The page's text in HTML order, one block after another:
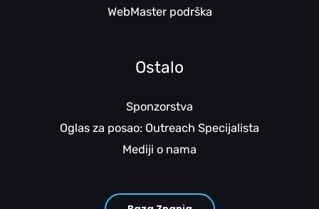
WebMaster podrška
Ostalo
Sponzorstva
Oglas za posao: Outreach Specijalista
Mediji o nama